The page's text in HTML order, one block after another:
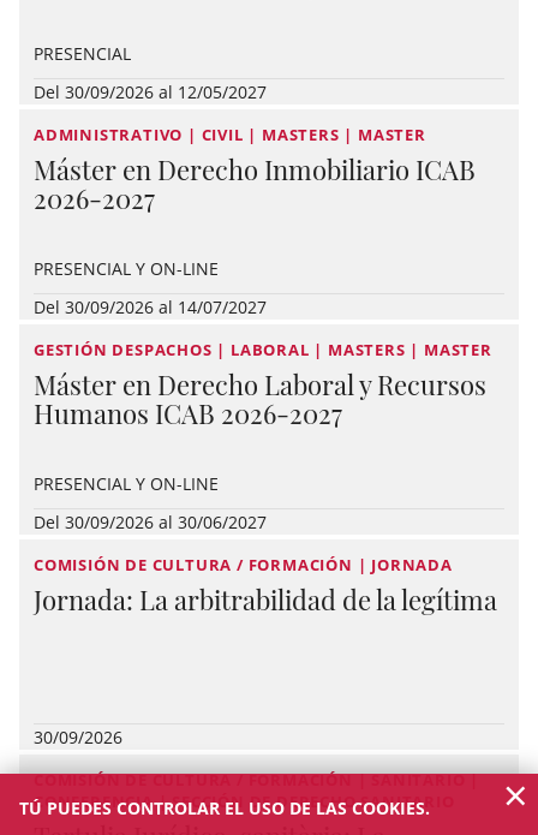
PRESENCIAL
Del 30/09/2026 al 12/05/2027
ADMINISTRATIVO | CIVIL | MASTERS | MASTER
Máster en Derecho Inmobiliario ICAB
2026-2027
PRESENCIAL Y ON-LINE
Del 30/09/2026 al 14/07/2027
GESTIÓN DESPACHOS | LABORAL | MASTERS | MASTER
Máster en Derecho Laboral y Recursos
Humanos ICAB 2026-2027
PRESENCIAL Y ON-LINE
Del 30/09/2026 al 30/06/2027
COMISIÓN DE CULTURA / FORMACIÓN | JORNADA
Jornada: La arbitrabilidad de la legítima
30/09/2026
COMISIÓN DE CULTURA / FORMACIÓN | SANITARIO |
CONFERENCIA | SECCIÓN DE DERECHO SANITARIO
TÚ PUEDES CONTROLAR EL USO DE LAS COOKIES.
×